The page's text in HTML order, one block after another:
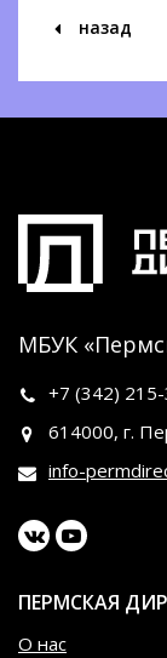
назад
МБУК
+7 (342)
614000, г.
info-
ПЕРМСКАЯ
О нас